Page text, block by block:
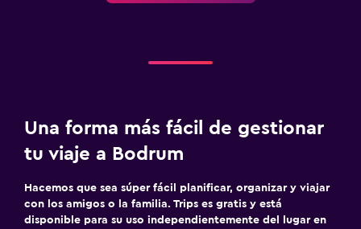
Una forma más fácil de gestionar
tu viaje a Bodrum
Hacemos que sea súper fácil planificar, organizar y viajar
con los amigos o la familia. Trips es gratis y está
disponible para su uso independientemente del lugar en